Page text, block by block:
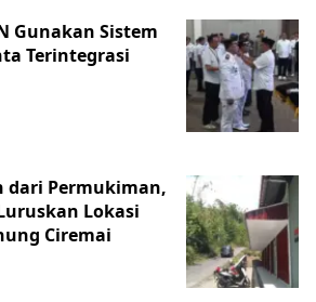
Gunakan Sistem
Terintegrasi
dari Permukiman,
Lokasi
Ciremai